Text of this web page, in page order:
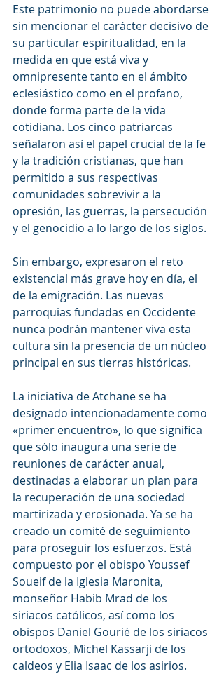
Este patrimonio no puede abordarse
sin mencionar el carácter decisivo de
su particular espiritualidad, en la
medida en que está viva y
omnipresente tanto en el ámbito
eclesiástico como en el profano,
donde forma parte de la vida
cotidiana. Los cinco patriarcas
señalaron así el papel crucial de la fe
y la tradición cristianas, que han
permitido a sus respectivas
comunidades sobrevivir a la
opresión, las guerras, la persecución
y el genocidio a lo largo de los siglos.
Sin embargo, expresaron el reto
existencial más grave hoy en día, el
de la emigración. Las nuevas
parroquias fundadas en Occidente
nunca podrán mantener viva esta
cultura sin la presencia de un núcleo
principal en sus tierras históricas.
La iniciativa de Atchane se ha
designado intencionadamente como
«primer encuentro», lo que significa
que sólo inaugura una serie de
reuniones de carácter anual,
destinadas a elaborar un plan para
la recuperación de una sociedad
martirizada y erosionada. Ya se ha
creado un comité de seguimiento
para proseguir los esfuerzos. Está
compuesto por el obispo Youssef
Soueif de la Iglesia Maronita,
monseñor Habib Mrad de los
siriacos católicos, así como los
obispos Daniel Gourié de los siriacos
ortodoxos, Michel Kassarji de los
caldeos y Elia Isaac de los asirios.